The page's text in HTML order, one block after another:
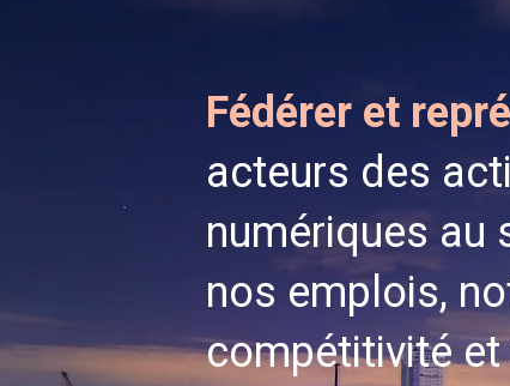
Fédérer et
acteurs des
numériques au
nos emplois,
compétitivité